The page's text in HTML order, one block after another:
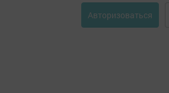
Авторизоваться